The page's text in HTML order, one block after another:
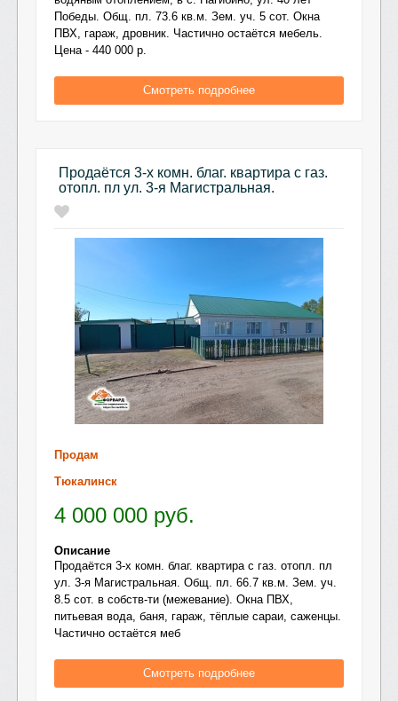
Победы. Общ. пл. 73.6 кв.м. Зем. уч. 5 сот. Окна
ПВХ, гараж, дровник. Частично остаётся мебель.
Цена - 440 000 р.
Смотреть подробнее
Продаётся 3-х комн. благ. квартира с газ.
отопл. пл ул. 3-я Магистральная.
Продам
Тюкалинск
4 000 000 руб.
Описание
Продаётся 3-х комн. благ. квартира с газ. отопл. пл
ул. 3-я Магистральная. Общ. пл. 66.7 кв.м. Зем. уч.
8.5 сот. в собств-ти (межевание). Окна ПВХ,
питьевая вода, баня, гараж, тёплые сараи, саженцы.
Частично остаётся меб
Смотреть подробнее